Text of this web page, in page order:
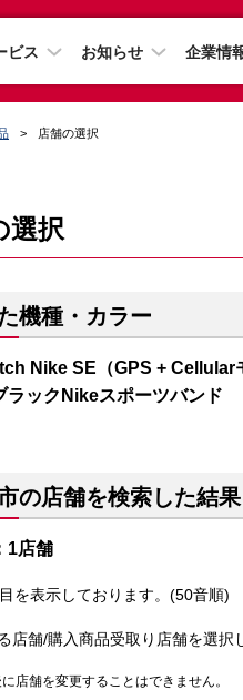
ビス お知らせ 企業情
店舗の選択
選択
機種・カラー
Nike SE（GPS + Cellular
ラックNikeスポーツバンド
の店舗を検索した結
1店舗
を表示しております。(50音順)
店舗/購入商品受取り店舗を選択
店舗を変更することはできません。